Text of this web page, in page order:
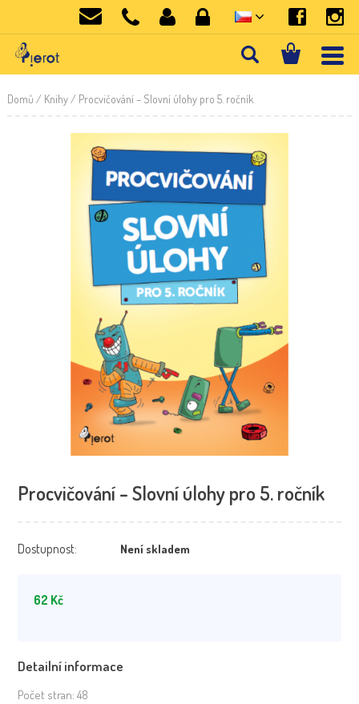
Domů / Knihy/ Procvičování – Slovní úlohy pro 5. ročník
Procvičování – Slovní úlohy pro 5. ročník
Dostupnost: Není skladem
62 Kč
Detailní informace
Počet stran: 48